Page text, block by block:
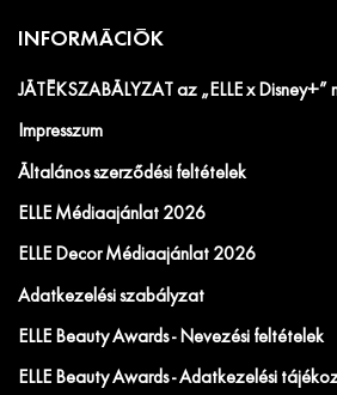
INFORMÁCIÓK
JÁTÉKSZABÁLYZAT az „ELLE x
Impresszum
Általános szerződési feltételek
ELLE Médiaajánlat 2026
ELLE Decor Médiaajánlat 2026
Adatkezelési szabályzat
ELLE Beauty Awards - Nevezési feltételek
ELLE Beauty Awards - Adatkezelési